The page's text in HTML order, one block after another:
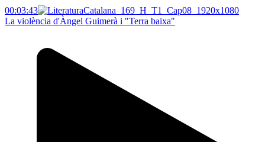
00:03:43
La violència d'Àngel Guimerà i "Terra baixa"